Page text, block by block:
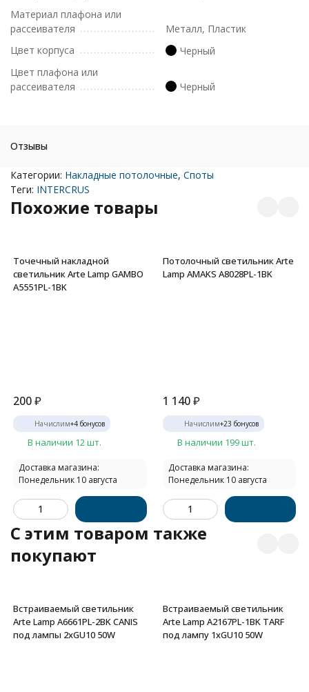
Материал плафона или
рассеивателя
Металл, Пластик
Цвет корпуса
Черный
Цвет плафона или
рассеивателя
Черный
Отзывы
Категории: Накладные потолочные, Споты
Теги: INTERCRUS
Похожие товары
Точечный накладной
светильник Arte Lamp GAMBO
A5551PL-1BK
200₽
Начислим+4 бонусов
В наличии 12 шт.
Доставка магазина:
Понедельник 10 августа
Потолочный светильник Arte
Lamp AMAKS A8028PL-1BK
1 140 ₽
Начислим+23 бонусов
В наличии 199 шт.
Доставка магазина:
Понедельник 10 августа
C этим товаром также
покупают
Встраиваемый светильник
Arte Lamp A6661PL-2BK CANIS
под лампы 2xGU10 50W
Встраиваемый светильник
Arte Lamp A2167PL-1BK TARF
под лампу 1xGU10 50W